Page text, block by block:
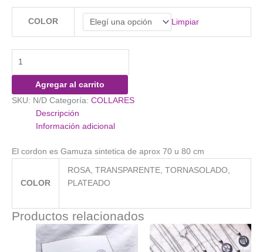
COLOR Limpiar
Corazón
cantidadAgregar al carrito
SKU: N/D Categoría: COLLARES
Descripción
Información adicional
El cordon es Gamuza sintetica de aprox 70 u 80 cm
COLOR
ROSA, TRANSPARENTE, TORNASOLADO,
PLATEADO
Productos relacionados